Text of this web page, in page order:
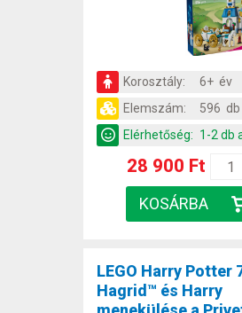
Korosztály:
6+ év
Elemszám:
596 db
Elérhetőség: 1-2 db
28 900 Ft
LEGO Harry Potter
Hagrid™ és Harry